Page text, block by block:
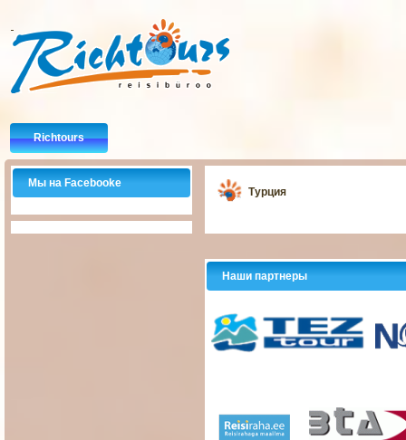
Richtours
Мы на Facebooke
Турция
Наши партнеры